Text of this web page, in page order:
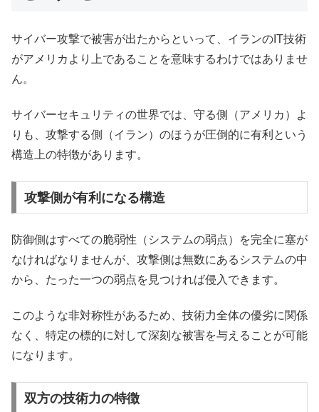
サイバー攻撃で被害が出たからといって、イランのIT技術
がアメリカより上であることを意味するわけではありませ
ん。
サイバーセキュリティの世界では、守る側（アメリカ）よ
りも、攻撃する側（イラン）のほうが圧倒的に有利という
構造上の特徴があります。
攻撃側が有利になる構造
防御側はすべての脆弱性（システムの弱点）を完全に塞が
なければなりませんが、攻撃側は無数にあるシステムの中
から、たった一つの弱点を見つければ侵入できます。
このような非対称性があるため、技術力全体の優劣に関係
なく、特定の標的に対して深刻な被害を与えることが可能
になります。
双方の技術力の特徴